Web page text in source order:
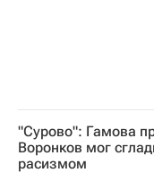
"Сурово": Гамова
Воронков мог
расизмом